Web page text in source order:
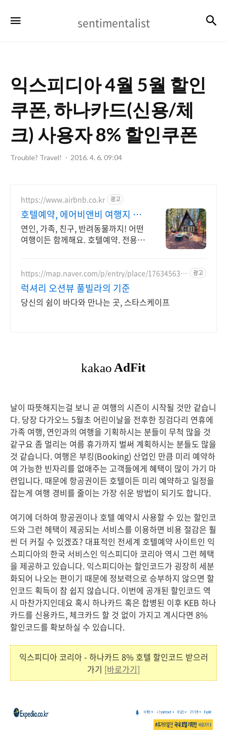
sentimentalist
익스피디아 4월 5월 할인
쿠폰, 하나카드(신용/체
크) 사용자 8% 할인쿠폰
Trouble? Travel! 2016. 4. 6. 09:04
https://www.airbnb.co.kr 광고
호텔예약, 에어비앤비 여행지 인
기숙소 둘러보기
연인, 가족, 친구, 반려동물까지! 어떤
여행이든 함께해요. 호텔예약. 전용
https://map.naver.com/p/entry/place/176345637
광고
럭셔리 오션뷰 풀빌라의 기준
당신의 쉼이 바다와 만나는 곳, 스타스케이프
날이 따뜻해지는걸 보니 곧 여행의 시즌이 시작될 것만 같습니
다. 당장 다가오느 5월초 어린이날을 전후한 징검다리 연휴에
가족 여행, 연인과의 여행을 기획하시는 분들이 무척 많을 것
같구요 좀 멀리는 여름 휴가까지 벌써 계획하시는 분들도 많을
것 같습니다. 여행은 부킹(Booking) 산업인 만큼 미리 예약하
여 가능한 빈자리를 없애주는 고객들에게 혜택이 많이 가기 마
련입니다. 때문에 항공권이든 호텔이든 미리 예약하고 일정을
잡는게 여행 경비를 줄이는 가장 쉬운 방법이 되기도 합니다.
여기에 더하여 항공권이나 호텔 예약시 사용할 수 있는 할인코
드와 그런 헤택이 제공되는 서비스를 이용하면 비용 절감은 훨
씬 더 커질 수 있겠죠? 대표적인 전세계 호텔예약 사이트인 익
스피디아의 한국 서비스인 익스피디아 코리아 역시 그런 헤택
을 제공하고 있습니다. 익스피디아는 할인코드가 굉장히 세분
화되어 나오는 편이기 때문에 정보력으로 승부하지 않으면 할
인코드 획득이 참 쉽지 않습니다. 이번에 공개된 할인코드 역
시 마찬가지인데요 혹시 하나카드 혹은 합병된 이후 KEB 하나
카드를 신용카드, 체크카드 할 것 없이 가지고 계시다면 8%
할인코드를 확보하실 수 있습니다.
익스피디아 코리아 - 하나카드 8% 호텔 할인코드 받으러
가기 [바로가기]